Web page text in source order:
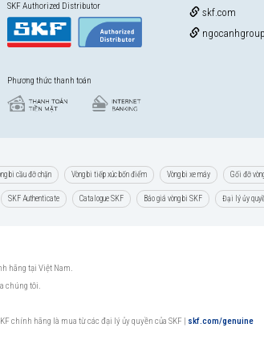
SKF Authorized Distributor
Phương thức thanh toán
skf.com
bi cầu đỡ chặn Vòng bi tiếp xúc bốn điểm Vòng bi xe máy Gối đỡ
SKF Authenticate Catalogue SKF Báo giá vòng bi SKF Đại lý ủy
hãng tại Việt Nam.
chúng tôi.
chính hãng là mua từ các đại lý ủy quyền của SKF skf.com/genuine